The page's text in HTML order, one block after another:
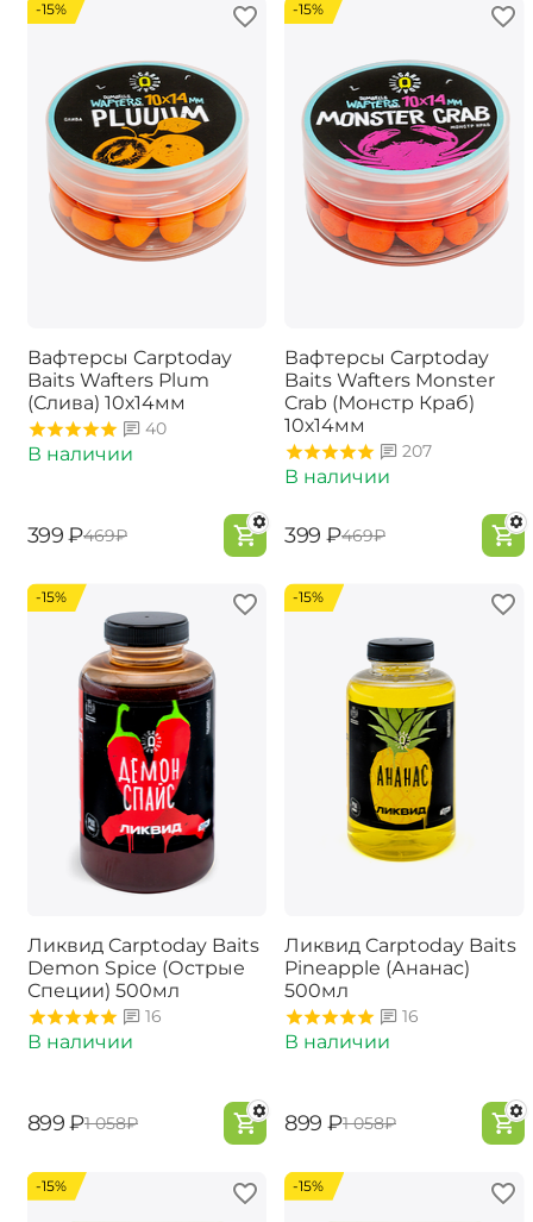
-15%
Вафтерсы Carptoday
Baits Wafters Plum
(Слива) 10х14мм
40
В наличии
‍399‍ ₽‍469‍₽
-15%
Вафтерсы Carptoday
Baits Wafters Monster
Crab (Монстр Краб)
10х14мм
207
В наличии
‍399‍ ₽‍469‍₽
-15%
Ликвид Carptoday Baits
Demon Spice (Острые
Специи) 500мл
16
В наличии
‍899‍ ₽‍1 058‍₽
-15%
Ликвид Carptoday Baits
Pineapple (Ананас)
500мл
16
В наличии
‍899‍ ₽‍1 058‍₽
-15% -15%